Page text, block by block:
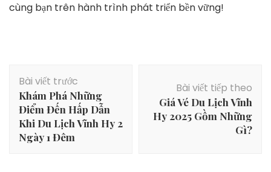
cùng bạn trên hành trình phát triển bền vững!
Điều
hướng
bài
viết
Bài viết trước
Khám Phá Những
Điểm Đến Hấp Dẫn
Khi Du Lịch Vĩnh Hy 2
Ngày 1 Đêm
Bài viết tiếp theo
Giá Vé Du Lịch Vĩnh
Hy 2025 Gồm Những
Gì?